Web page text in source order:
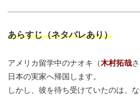
あらすじ（ネタバレあり）
アメリカ留学中のナオキ（木村拓哉
日本の実家へ帰国します。
しかし、彼を待ち受けていたのは、